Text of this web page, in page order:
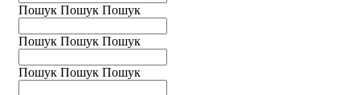
Пошук Пошук Пошук
Пошук Пошук Пошук
Пошук Пошук Пошук